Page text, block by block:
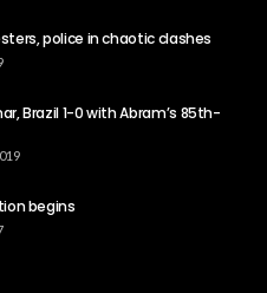
police in chaotic clashes
Brazil 1-0 with Abram’s 85th-
begins